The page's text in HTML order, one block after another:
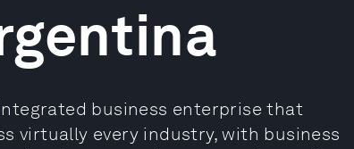
business enterprise that
virtually every industry, with business